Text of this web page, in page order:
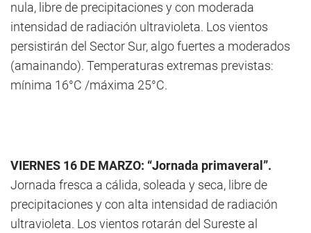
nula, libre de precipitaciones y con moderada
intensidad de radiación ultravioleta. Los vientos
persistirán del Sector Sur, algo fuertes a moderados
(amainando). Temperaturas extremas previstas:
mínima 16°C /máxima 25°C.
VIERNES 16 DE MARZO: “Jornada primaveral”.
Jornada fresca a cálida, soleada y seca, libre de
precipitaciones y con alta intensidad de radiación
ultravioleta. Los vientos rotarán del Sureste al